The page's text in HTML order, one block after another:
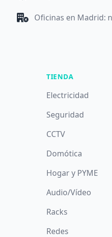
Oficinas en Madrid:
TIENDA
Electricidad
Seguridad
CCTV
Domótica
Hogar y PYME
Audio/Vídeo
Racks
Redes